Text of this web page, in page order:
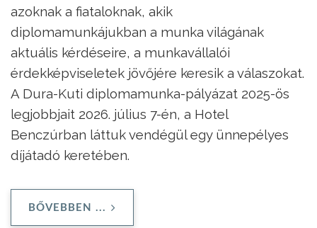
azoknak a fiataloknak, akik
diplomamunkájukban a munka világának
aktuális kérdéseire, a munkavállalói
érdekképviseletek jövőjére keresik a válaszokat.
A Dura-Kuti diplomamunka-pályázat 2025-ös
legjobbjait 2026. július 7-én, a Hotel
Benczúrban láttuk vendégül egy ünnepélyes
díjátadó keretében.
BŐVEBBEN ...